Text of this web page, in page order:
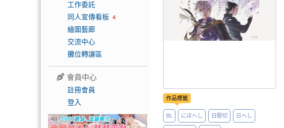
工作委託
同人宣傳看板 4
繪圖藝廊
交流中心
攤位轉讓區
會員中心
註冊會員
登入
作品標籤
BL にほへし 日壓切 日へし